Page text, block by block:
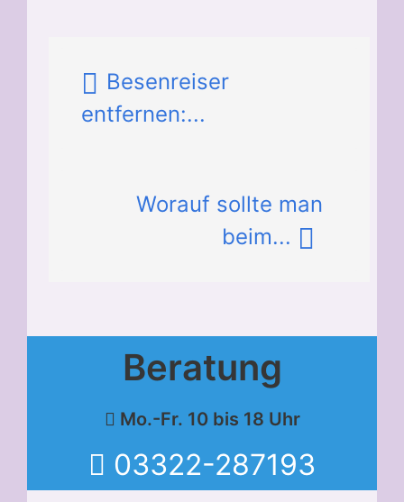
Besenreiser
entfernen:...
Worauf sollte man
beim...
Beratung
Mo.-Fr. 10 bis 18 Uhr
03322-287193